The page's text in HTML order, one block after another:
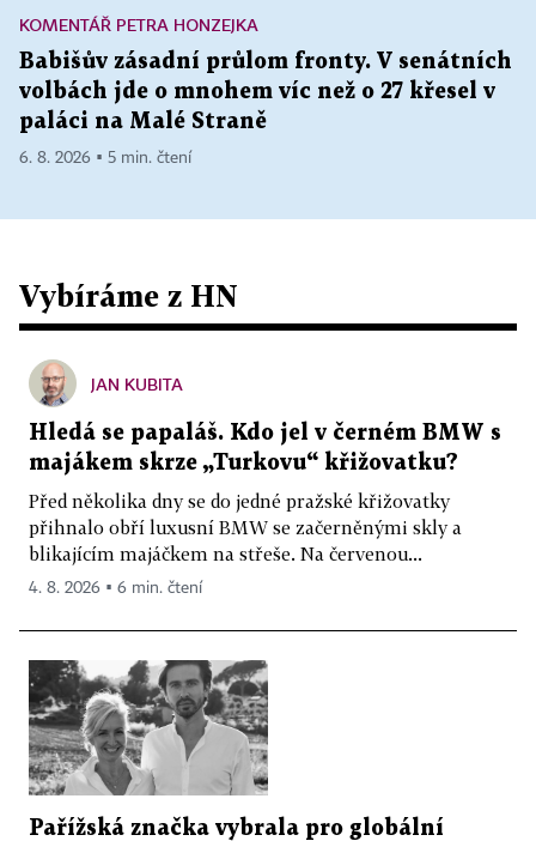
KOMENTÁŘ PETRA HONZEJKA
Babišův zásadní průlom fronty. V senátních
volbách jde o mnohem víc než o 27 křesel v
paláci na Malé Straně
6. 8. 2026 ▪ 5 min. čtení
Vybíráme z HN
JAN KUBITA
Hledá se papaláš. Kdo jel v černém BMW s
majákem skrze „Turkovu“ křižovatku?
Před několika dny se do jedné pražské křižovatky
přihnalo obří luxusní BMW se začerněnými skly a
blikajícím majáčkem na střeše. Na červenou...
4. 8. 2026 ▪ 6 min. čtení
Pařížská značka vybrala pro globální